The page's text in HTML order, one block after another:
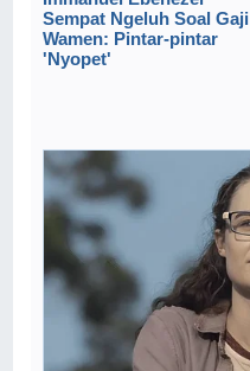
Sempat Ngeluh Soal Gaji
Wamen: Pintar-pintar
'Nyopet'